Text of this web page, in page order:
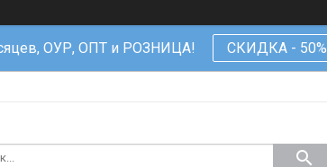
ОУР, ОПТ и РОЗНИЦА! СКИДКА - 50%